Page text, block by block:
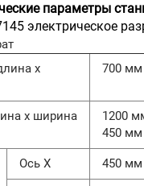
параметры
электрическое
x
700
x ширина
1200
450 мм
Ось X 450 мм